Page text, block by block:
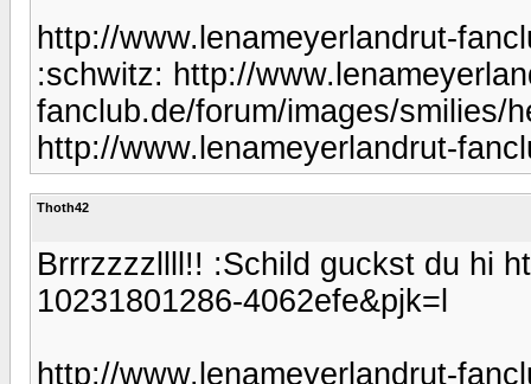
http://www.lenameyerlandrut-
:schwitz: http://
fanclub.de/forum/images/smilies/
http://www.lenameyerlandrut-
Thoth42
Brrrzzzzllll!! :Schild guckst du hi
10231801286-4062efe&pjk=l
http://www.lenameyerlandrut-